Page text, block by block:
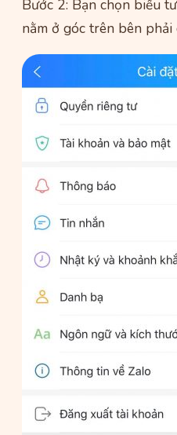
Bước 2: Bạn chọn biểu
nằm ở góc trên bên phải